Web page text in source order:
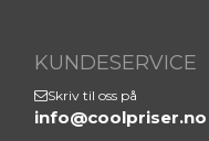
KUNDESERVICE
Skriv til oss på
info@coolpriser.no